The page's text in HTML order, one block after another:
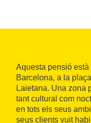
Aquesta pensió
Barcelona, a la
Laietana. Una zona
tant cultural com
en tots els seus
seus clients vuit